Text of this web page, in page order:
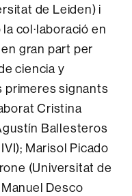
de Leiden) i
col·laboració en
gran part per
ciencia y
primeres signants
Cristina
Ballesteros
Marisol Picado
(Universitat de
Desco